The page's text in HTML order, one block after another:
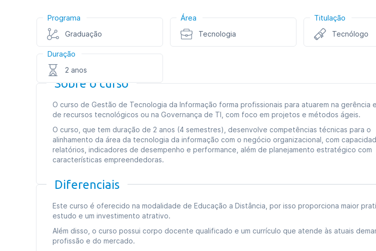
Programa
Graduação
Área
Tecnologia
Titulação
Tecnólogo
Duração
2 anos
Sobre o curso
O curso de Gestão de Tecnologia da Informação forma profissionais para atuarem na gerência
de recursos tecnológicos ou na Governança de TI, com foco em projetos e métodos ágeis.
O curso, que tem duração de 2 anos (4 semestres), desenvolve competências técnicas para o
alinhamento da área da tecnologia da informação com o negócio organizacional, com
relatórios, indicadores de desempenho e performance, além de planejamento estratégico com
características empreendedoras.
Diferenciais
Este curso é oferecido na modalidade de Educação a Distância, por isso proporciona maior
estudo e um investimento atrativo.
Além disso, o curso possui corpo docente qualificado e um currículo que atende às atuais
profissão e do mercado.